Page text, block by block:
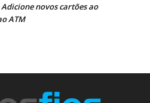
Adicione novos cartões ao
ATM